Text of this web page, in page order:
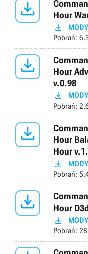

Hour

Pobrań:

Hour
v.0.98

Pobrań:

Hour
Hour

Pobrań:

Hour

Pobrań: